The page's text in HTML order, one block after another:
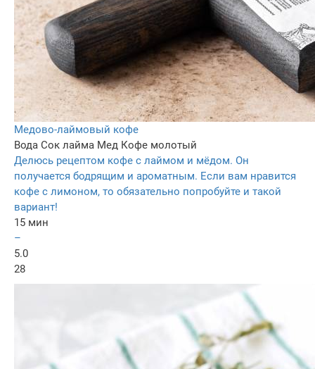
Медово-лаймовый кофе
Вода Сок лайма Мед Кофе молотый
Делюсь рецептом кофе с лаймом и мёдом. Он
получается бодрящим и ароматным. Если вам нравится
кофе с лимоном, то обязательно попробуйте и такой
вариант!
15 мин
–
5.0
28